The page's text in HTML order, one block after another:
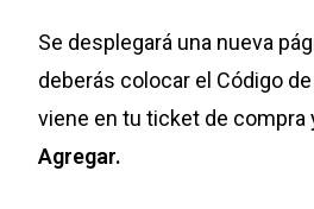
Se desplegará una nueva
deberás colocar el Código
viene en tu ticket de compra
Agregar.